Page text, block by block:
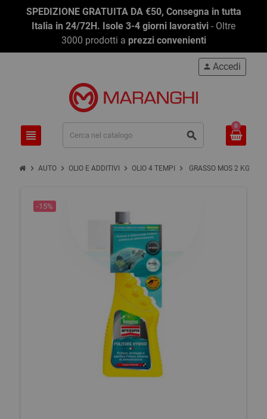
SPEDIZIONE GRATUITA DA €50, Consegna in tutta
Italia in 24/72H. Isole 3-4 giorni lavorativi - Oltre
3000 prodotti a prezzi convenienti
view_headline search
person Accedi
0
chevron_right AUTO chevron_right OLIO E ADDITIVI chevron_right OLIO 4 TEMPI chevron_right GRASSO MOS 2 KG
-15%